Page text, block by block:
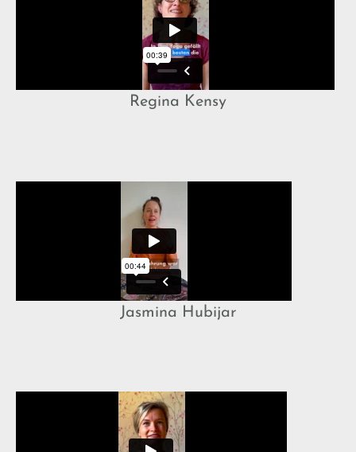
Regina Kensy
Jasmina Hubijar